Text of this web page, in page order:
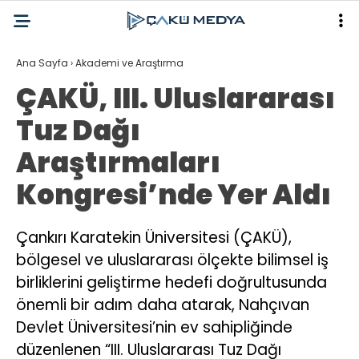
Ana Sayfa ›Akademi ve Araştırma
ÇAKÜ, III. Uluslararası
Tuz Dağı
Araştırmaları
Kongresi’nde Yer Aldı
Çankırı Karatekin Üniversitesi (ÇAKÜ),
bölgesel ve uluslararası ölçekte bilimsel iş
birliklerini geliştirme hedefi doğrultusunda
önemli bir adım daha atarak, Nahçıvan
Devlet Üniversitesi’nin ev sahipliğinde
düzenlenen “III. Uluslararası Tuz Dağı